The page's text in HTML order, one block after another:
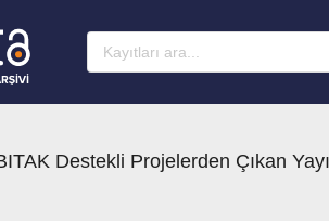
Destekli Projelerden Çıkan